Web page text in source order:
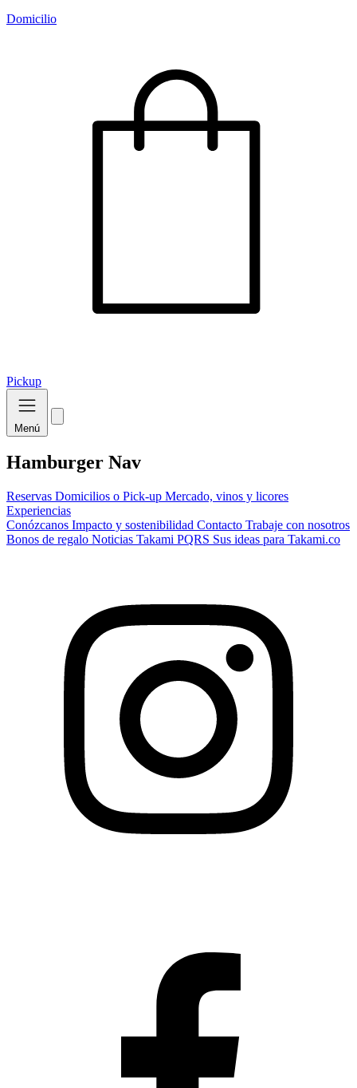
Domicilio
Pickup
Menú
Hamburger Nav
Reservas Domicilios o Pick-up Mercado, vinos y licores
Experiencias
Conózcanos Impacto y sostenibilidad Contacto Trabaje con nosotros
Bonos de regalo Noticias Takami PQRS Sus ideas para Takami.co